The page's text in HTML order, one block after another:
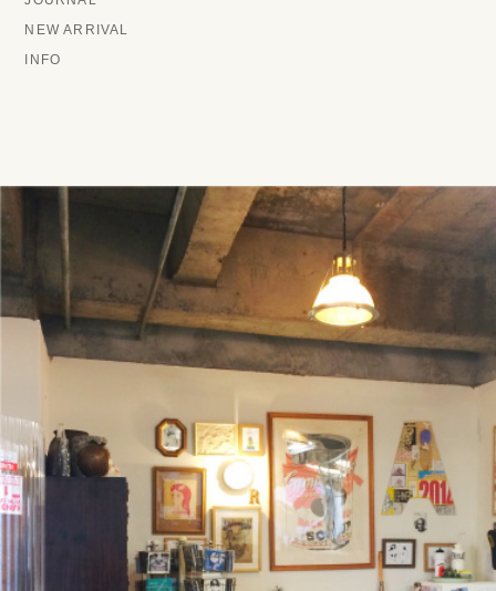
NEW ARRIVAL
INFO